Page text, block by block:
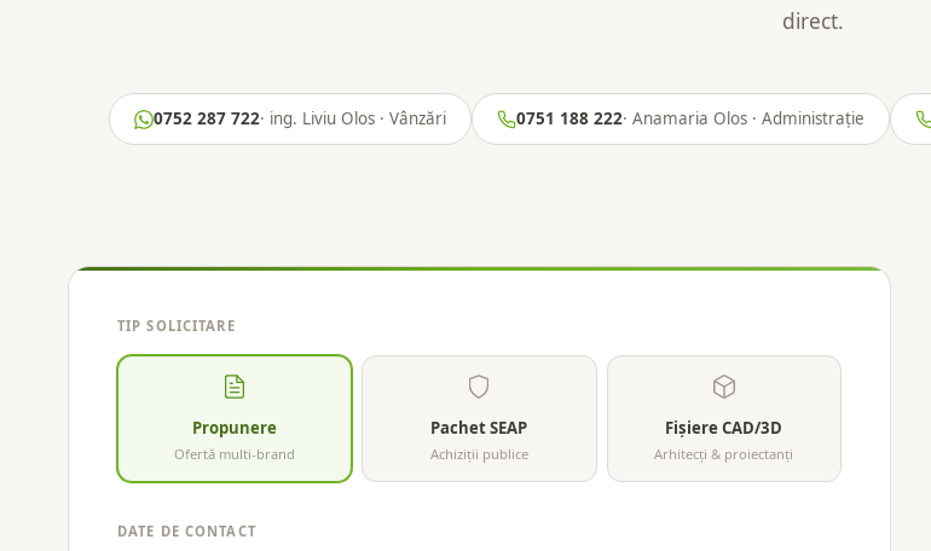
direct.
0752 287 722· ing. Liviu Olos · Vânzări 0751 188 222· Anamaria Olos · Administrație
TIP SOLICITARE
Propunere
Ofertă multi-brand
Pachet SEAP
Achiziții publice
Fișiere CAD/3D
Arhitecți & proiectanți
DATE DE CONTACT